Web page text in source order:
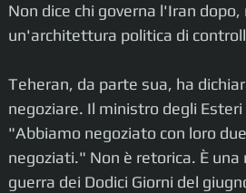
Non dice chi governa l'Iran
un'architettura politica di
Teheran, da parte sua, ha
negoziare. Il ministro degli
"Abbiamo negoziato con loro
negoziati." Non è retorica. È
guerra dei Dodici Giorni del